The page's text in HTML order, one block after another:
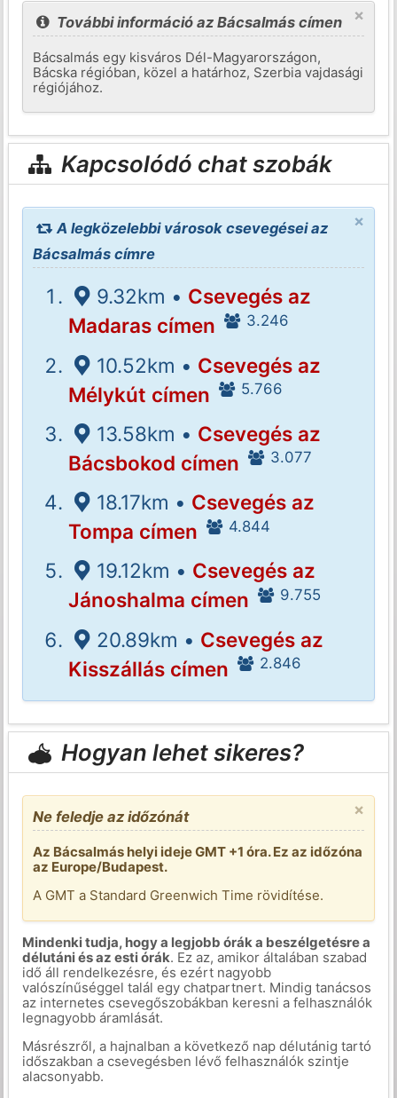
×
További információ az Bácsalmás címen
Bácsalmás egy kisváros Dél-Magyarországon,
Bácska régióban, közel a határhoz, Szerbia vajdasági
régiójához.
Kapcsolódó chat szobák
×
A legközelebbi városok csevegései az
Bácsalmás címre
9.32km • Csevegés az
Madaras címen
3.246
10.52km • Csevegés az
Mélykút címen
5.766
13.58km • Csevegés az
Bácsbokod címen
3.077
18.17km • Csevegés az
Tompa címen
4.844
19.12km • Csevegés az
Jánoshalma címen
9.755
20.89km • Csevegés az
Kisszállás címen
2.846
Hogyan lehet sikeres?
×
Ne feledje az időzónát
Az Bácsalmás helyi ideje GMT +1 óra. Ez az időzóna
az Europe/Budapest.
A GMT a Standard Greenwich Time rövidítése.
Mindenki tudja, hogy a legjobb órák a beszélgetésre a
délutáni és az esti órák. Ez az, amikor általában szabad
idő áll rendelkezésre, és ezért nagyobb
valószínűséggel talál egy chatpartnert. Mindig tanácsos
az internetes csevegőszobákban keresni a felhasználók
legnagyobb áramlását.
Másrészről, a hajnalban a következő nap délutánig tartó
időszakban a csevegésben lévő felhasználók szintje
alacsonyabb.